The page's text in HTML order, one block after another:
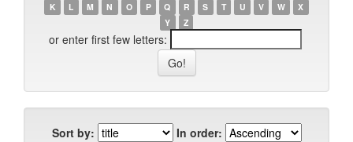
K
L M N O P Q R S T U V W
X
Y
Z
or enter first few letters:
Sort by:
In order: